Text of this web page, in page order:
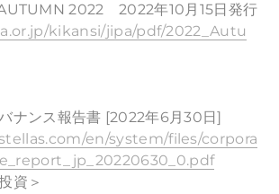
2022 2022年10月15日発行
kikansi/jipa/pdf/2022_Autu
ナンス報告書 [2022年6月30日]
en/system/files/corpora
資＞